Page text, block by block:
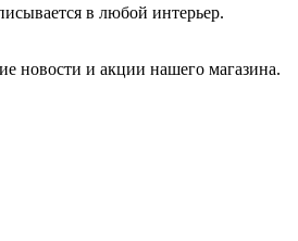
в любой интерьер.
новости и акции нашего магазина.